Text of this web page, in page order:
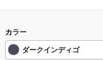
カラー
ダークインディゴ